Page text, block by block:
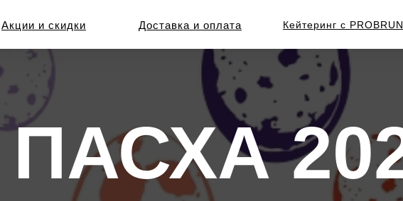
Кейтеринг с
Акции и скидки Доставка и оплата
ПАСХА